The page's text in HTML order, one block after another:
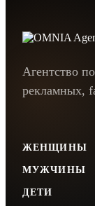
Агентство
рекламных,
ЖЕНЩИНЫ
МУЖЧИНЫ
ДЕТИ